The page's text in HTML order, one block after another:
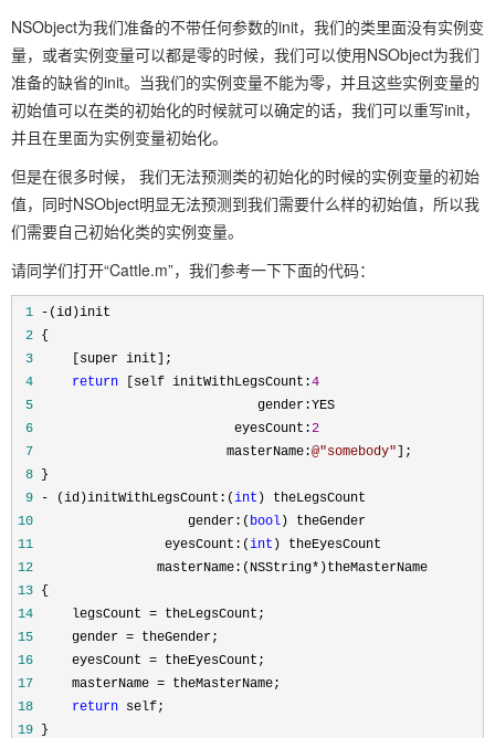
NSObject为我们准备的不带任何参数的init，我们的类里面没有实例变
量，或者实例变量可以都是零的时候，我们可以使用NSObject为我们
准备的缺省的init。当我们的实例变量不能为零，并且这些实例变量的
初始值可以在类的初始化的时候就可以确定的话，我们可以重写init，
并且在里面为实例变量初始化。
但是在很多时候， 我们无法预测类的初始化的时候的实例变量的初始
值，同时NSObject明显无法预测到我们需要什么样的初始值，所以我
们需要自己初始化类的实例变量。
请同学们打开“Cattle.m”，我们参考一下下面的代码：
1 - (id)init
2 {
3
[super init];
4
return [self initWithLegsCount:4
5
gender:YES
6
eyesCount:2
7
masterName:@"somebody"];
8 }
9
- (id)initWithLegsCount:(int ) theLegsCount
10
gender:( bool) theGender
11
eyesCount:(int ) theEyesCount
12
masterName:(NSString* )theMasterName
13 {
14
legsCount = theLegsCount;
15
gender = theGender;
16
eyesCount = theEyesCount;
17
masterName = theMasterName;
18
return self;
19 }